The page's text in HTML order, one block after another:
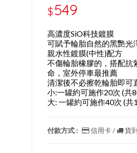
$549
高濃度SiO科技鍍膜
可賦予輪胎自然的黑艷光
親水性鍍膜(中性)配方
不傷輪胎橡膠的，搭配抗
命，室外停車最推薦
清潔後不必擦乾輪胎即可
小:一罐約可施作20次 (共
大: 一罐約可施作40次 (共
付款方式 : 信用卡 / 貨